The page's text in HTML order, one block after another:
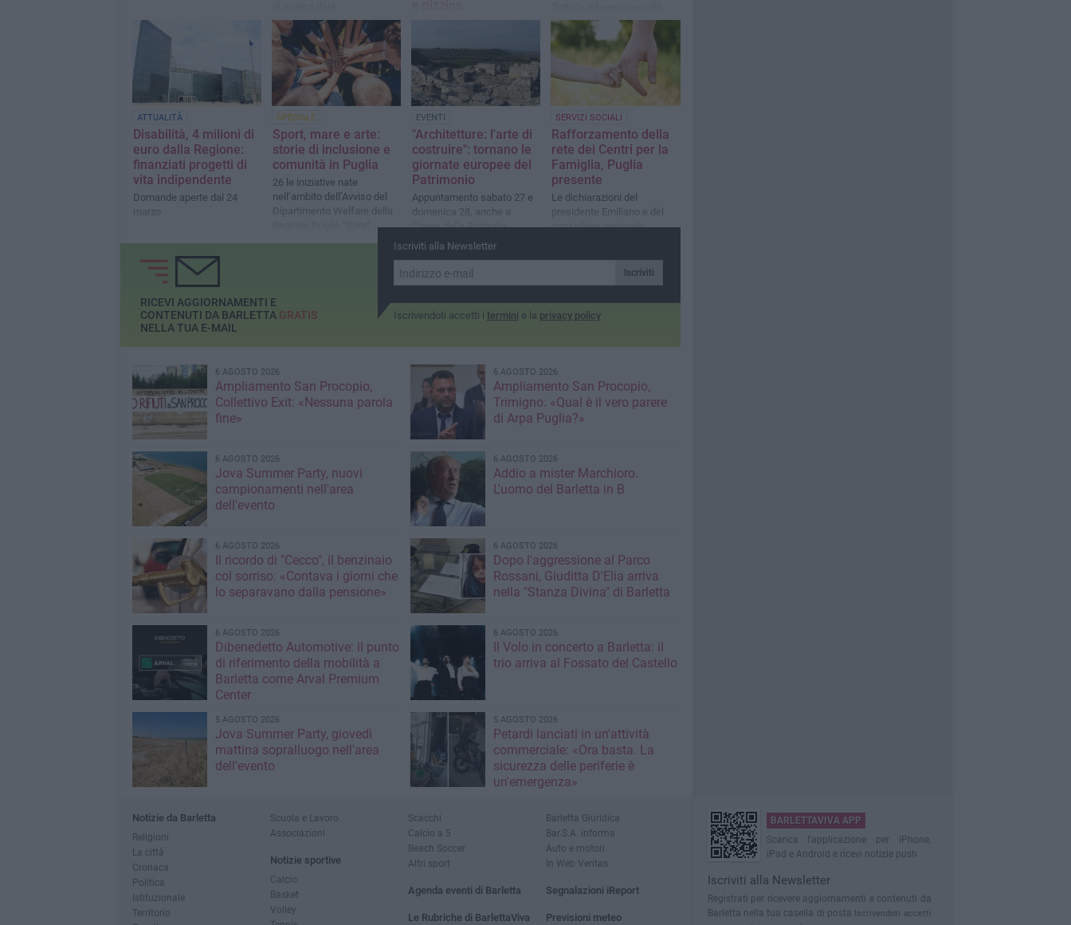
comunicazione pubblica e
aperta dei risultati dello
scavo
Appunatmento fissato per
ATTUALITÀ
Disabilità, 4 milioni di
euro dalla Regione:
finanziati progetti di
vita indipendente
Domande aperte dal 24
marzo
SPECIALE
Sport, mare e arte:
storie di inclusione e
comunità in Puglia
26 le iniziative nate
nell’ambito dell’Avviso del
Dipartimento Welfare della
EVENTI
"Architetture: l'arte di
costruire": tornano le
giornate europee del
Patrimonio
Appuntamento sabato 27 e
domenica 28, anche a
Canne della Battaglia
SERVIZI SOCIALI
Rafforzamento della
rete dei Centri per la
Famiglia, Puglia
presente
Le dichiarazioni del
presidente Emiliano e del
consigliere regionale
Iscriviti alla Newsletter
Iscriviti
Iscrivendoti accetti i termini e la privacy policy
RICEVI AGGIORNAMENTI E
CONTENUTI DA BARLETTA GRATIS
NELLA TUA E-MAIL
6 AGOSTO 2026
Ampliamento San Procopio,
Collettivo Exit: «Nessuna parola
fine»
6 AGOSTO 2026
Ampliamento San Procopio,
Trimigno: «Qual è il vero parere
di Arpa Puglia?»
6 AGOSTO 2026
Jova Summer Party, nuovi
campionamenti nell'area
dell'evento
6 AGOSTO 2026
Addio a mister Marchioro.
L'uomo del Barletta in B
6 AGOSTO 2026
Il ricordo di "Cecco", il benzinaio
col sorriso: «Contava i giorni che
lo separavano dalla pensione»
6 AGOSTO 2026
Dopo l'aggressione al Parco
Rossani, Giuditta D'Elia arriva
nella "Stanza Divina" di Barletta
6 AGOSTO 2026
Dibenedetto Automotive: il punto
di riferimento della mobilità a
Barletta come Arval Premium
Center
6 AGOSTO 2026
Il Volo in concerto a Barletta: il
trio arriva al Fossato del Castello
5 AGOSTO 2026
Jova Summer Party, giovedì
mattina sopralluogo nell'area
dell'evento
5 AGOSTO 2026
Petardi lanciati in un'attività
commerciale: «Ora basta. La
sicurezza delle periferie è
un'emergenza»
Notizie da Barletta
Religioni
La città
Cronaca
Politica
Istituzionale
Territorio
Scuola e Lavoro
Associazioni
Notizie sportive
Calcio
Basket
Volley
Scacchi
Calcio a 5
Beach Soccer
Altri sport
Agenda eventi di Barletta
Le Rubriche di BarlettaViva
Barletta Giuridica
Bar.S.A. informa
Auto e motori
In Web Veritas
Segnalazioni iReport
Previsioni meteo
BARLETTAVIVA APP
Scarica l'applicazione per iPhone,
iPad e Android e ricevi notizie push
Iscriviti alla Newsletter
Registrati per ricevere aggiornamenti e contenuti da
Barletta nella tua casella di posta Iscrivendoti accetti